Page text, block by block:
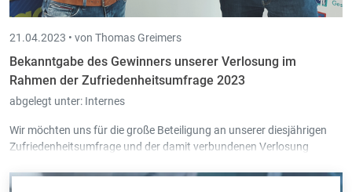
21.04.2023 • von Thomas Greimers
Bekanntgabe des Gewinners unserer Verlosung im
Rahmen der Zufriedenheitsumfrage 2023
abgelegt unter: Internes
Wir möchten uns für die große Beteiligung an unserer diesjährigen
Zufriedenheitsumfrage und der damit verbundenen Verlosung